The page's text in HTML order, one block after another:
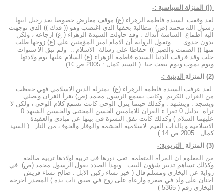
(ا) المنزلة السياسية :-
لقد وقفت السيدة فاطمة الزهراء (ع) موقف معارض خصوصا بعد رحيل ابيها
رسول الله محمد (ص) مطالبة بحقها الذي اغتصب وهو (( فدك )) الذي توجهت
اليه أطماع الساسة آنذاك . وقد حاولت السيدة الزهراء ( ع) ارجاعه ، ولكن
بدون جدوى … وتقول الرواية أن الامام امير المؤمنين علي (ع) زوجها طلب
منها (( الصمت والصبر )) حفاظا على رسالة الاسلام .. ولم تبق الا سنوات
خلت وقد فارقت الدنيا السيدة فاطمة الزهراء (ع) السلام عليها يوم ولادتها
ويوم تموت ويوم تبعث حيا ( السيد كمال : 2005 ص 16)
(2) المنزلة
الدينية :-
لقد عرفت السيدة فاطمة الزهراء (ع) بمنزلة الدين الاسلامي فهي حفظت
من القران الكريم وكانت تسمع الرسول محمد (ص) يقرأ القران ويصلي
ويسجد . ويتشهد . وكذلك حينما ينزل الوحي كانت تسمع كلام الوحي ، ولكن لا
تراه بدليل 0 تقرا ء القران للاماميين الحسن المجتبى والحسين الشيهد 0
عليهما السلام ) وكذلك كانت تفق النسوة في بيتها عن مبادى والعقيدة
الاسلامية و بالذات القيم الاسلامية الحشمة والوقار والخوف من النار . ( السيد
كمال : 2005 ص 14 )
(3) المنزلة
التربوية:-
من المعلوم ان المرأة المتعلمة تعي دورها في تربية اولادها تربية صالحة .
وكذلك تساهم تدبير شؤون البيت . وبهذا الصدد يقول الرسول محمد (ص) في
رواية عن البخاري ومسلم قال ( خير نساء ركبن الابل . صالح نساء قريش
احنان على ولد في صغره وارعاه على زوج في ضيق ذات يده ) المصدر اخرجه
البخاري رقم ( 5365 )